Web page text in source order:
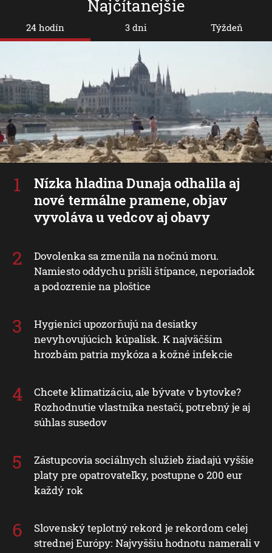
Najčítanejšie
24 hodín
Nízka hladina Dunaja odhalila aj
nové termálne pramene, objav
vyvoláva u vedcov aj obavy
Dovolenka sa zmenila na nočnú moru.
Namiesto oddychu prišli štípance, neporiadok
a podozrenie na ploštice
Hygienici upozorňujú na desiatky
nevyhovujúcich kúpalísk. K najväčším
hrozbám patria mykóza a kožné infekcie
Chcete klimatizáciu, ale bývate v bytovke?
Rozhodnutie vlastníka nestačí, potrebný je aj
súhlas susedov
Zástupcovia sociálnych služieb žiadajú vyššie
platy pre opatrovateľky, postupne o 200 eur
každý rok
Slovenský teplotný rekord je rekordom celej
strednej Európy: Najvyššiu hodnotu namerali v
3 dni Týždeň